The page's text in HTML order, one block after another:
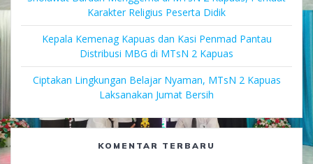
Karakter Religius Peserta Didik
Kepala Kemenag Kapuas dan Kasi Penmad Pantau
Distribusi MBG di MTsN 2 Kapuas
Ciptakan Lingkungan Belajar Nyaman, MTsN 2 Kapuas
Laksanakan Jumat Bersih
KOMENTAR TERBARU